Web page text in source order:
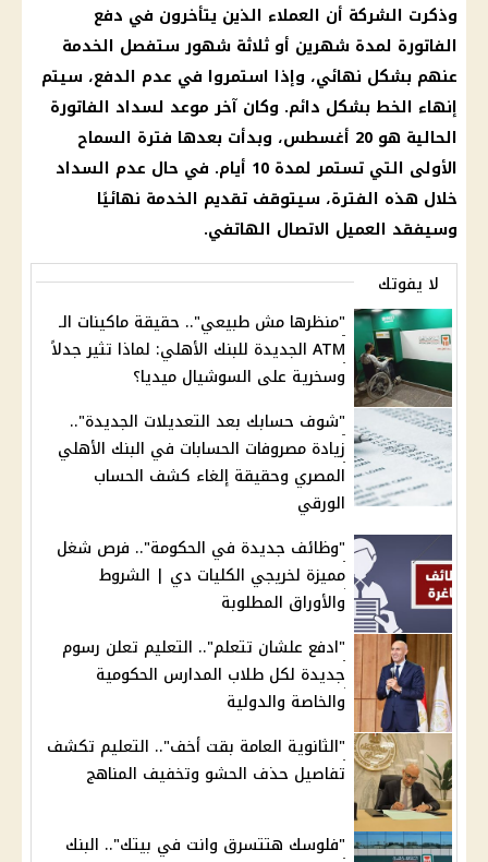
وذكرت الشركة أن العملاء الذين يتأخرون في دفع
الفاتورة لمدة شهرين أو ثلاثة شهور ستفصل الخدمة
عنهم بشكل نهائي، وإذا استمروا في عدم الدفع، سيتم
إنهاء الخط بشكل دائم. وكان آخر موعد لسداد الفاتورة
الحالية هو 20 أغسطس، وبدأت بعدها فترة السماح
الأولى التي تستمر لمدة 10 أيام. في حال عدم السداد
خلال هذه الفترة، سيتوقف تقديم الخدمة نهائيًا
وسيفقد العميل الاتصال الهاتفي.
لا يفوتك
"منظرها مش طبيعي".. حقيقة ماكينات الـ
ATM الجديدة للبنك الأهلي: لماذا تثير جدلاً
وسخرية على السوشيال ميديا؟
"شوف حسابك بعد التعديلات الجديدة"..
زيادة مصروفات الحسابات في البنك الأهلي
المصري وحقيقة إلغاء كشف الحساب
الورقي
"وظائف جديدة في الحكومة".. فرص شغل
مميزة لخريجي الكليات دي | الشروط
والأوراق المطلوبة
"ادفع علشان تتعلم".. التعليم تعلن رسوم
جديدة لكل طلاب المدارس الحكومية
والخاصة والدولية
"الثانوية العامة بقت أخف".. التعليم تكشف
تفاصيل حذف الحشو وتخفيف المناهج
"فلوسك هتتسرق وانت في بيتك".. البنك